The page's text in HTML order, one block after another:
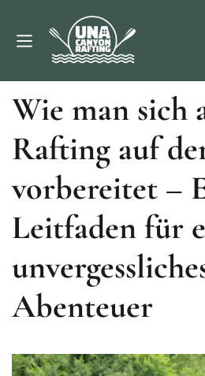
Wie man sich
Rafting auf
vorbereitet –
Leitfaden für
Abenteuer